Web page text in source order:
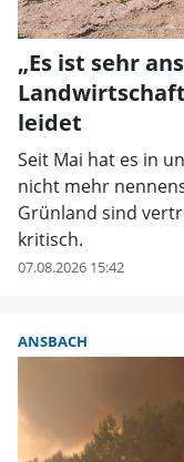
„Es ist sehr
leidet
Seit Mai hat es in
nicht mehr
Grünland sind
kritisch.
07.08.2026 15:42
ANSBACH